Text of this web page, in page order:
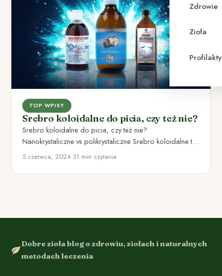
Zdrowie
Zioła
TOP WPISY
Srebro koloidalne do picia, czy też nie?
Srebro koloidalne do picia, czy też nie?
Nanokrystaliczne vs polikrystaliczne Srebro koloidalne to
produkt stworzony przez zawieszenie niewielkich…
5 czerwca, 2024•31 min czytania
Dobre zioła blog o zdrowiu, ziołach i naturalnych
metodach leczenia